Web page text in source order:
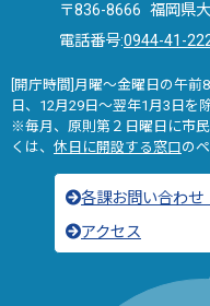
〒836-8666 福岡県
電話番号:0944-41-
[開庁時間]月曜～金曜日の午
日、12月29日～翌年1月3日を除
※毎月、原則第２日曜日に市
くは、 休日に開設する窓口の
各課お問い合わせ
アクセス